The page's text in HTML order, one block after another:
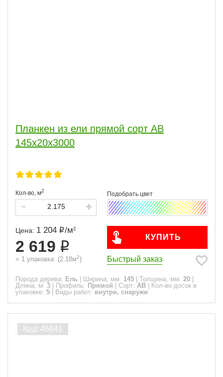
Планкен из ели прямой сорт АВ
145x20x3000
Кол-во, м2
Цена: 1 204 /м2
2 619
= 1 упаковка (2,18м2)
КУПИТЬ
Быстрый заказ
Порода дерева: Ель Ширина, мм: 145 Толщина, мм: 20
Длина, м: 3 Профиль: Прямой Сорт: АВ
Кол-во досок в
упаковке: 5 Виды работ: внутри, снаружи